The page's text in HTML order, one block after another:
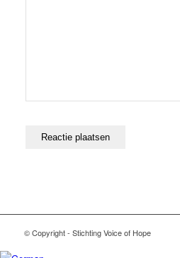
© Copyright - Stichting Voice of Hope